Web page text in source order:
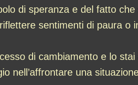
di speranza e del fatto
sentimenti di paura o
di cambiamento e lo
nell’affrontare una